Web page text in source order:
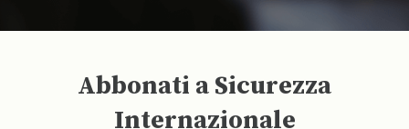
Abbonati a Sicurezza
Internazionale